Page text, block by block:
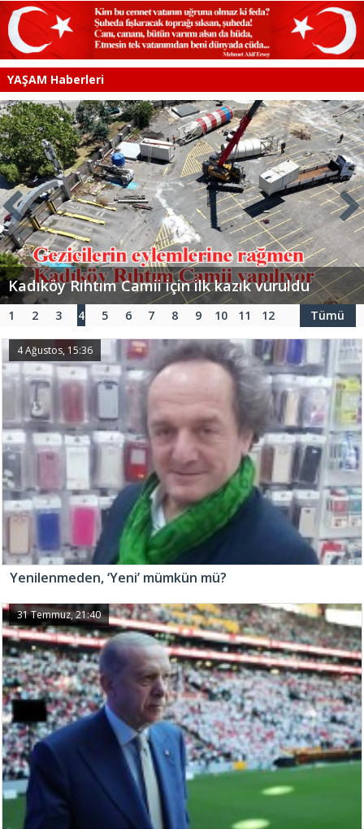
YAŞAM Haberleri
Kadıköy Rıhtım Camii için ilk kazık vuruldu
1 2 3 4 5 6 7 8 9 10 11 12 Tümü
4 Ağustos, 15:36
Yenilenmeden, ‘Yeni’ mümkün mü?
31 Temmuz, 21:40